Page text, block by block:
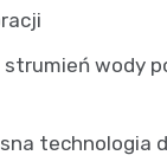
wody
technologia